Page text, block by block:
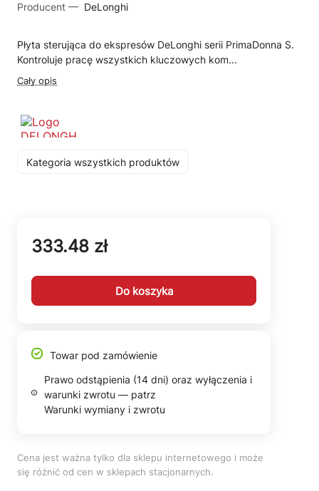
Producent — DeLonghi
Płyta sterująca do ekspresów DeLonghi serii PrimaDonna S.
Kontroluje pracę wszystkich kluczowych kom...
Cały opis
Kategoria wszystkich produktów
333.48 zł
Do koszyka
Towar pod zamówienie
Prawo odstąpienia (14 dni) oraz wyłączenia i
warunki zwrotu — patrz
Warunki wymiany i zwrotu
Cena jest ważna tylko dla sklepu internetowego i może
się różnić od cen w sklepach stacjonarnych.